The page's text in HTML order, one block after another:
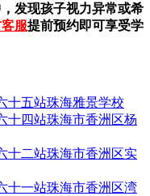
发现孩子视力异常或希
服提前预约即可享受学
十五站珠海雅景学校
十四站珠海市香洲区杨
十二站珠海市香洲区实
十一站珠海市香洲区湾